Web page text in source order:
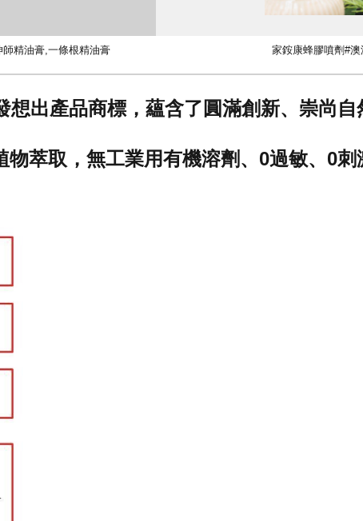
精油膏,一條根精油膏 家銨康蜂膠噴劑#
出產品商標，蘊含了圓滿創新、崇尚
萃取，無工業用有機溶劑、0過敏、0